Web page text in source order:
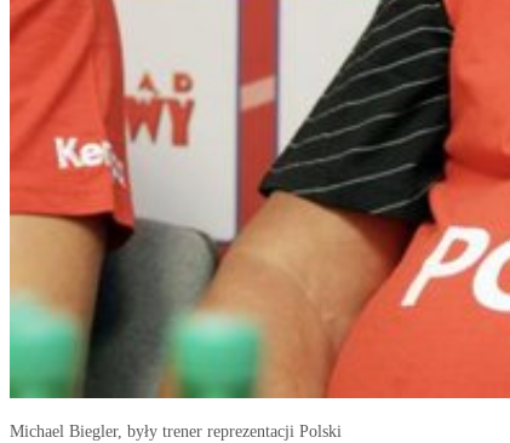
Michael Biegler, były trener reprezentacji Polski